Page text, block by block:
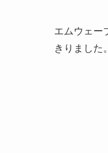
エムウェー
きりました。